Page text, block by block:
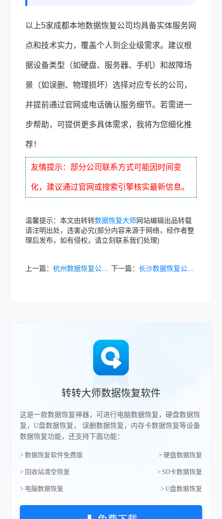
以上5家成都本地数据恢复公司均具备实体服务网
点和技术实力，覆盖个人到企业级需求。建议根
据设备类型（如硬盘、服务器、手机）和故障场
景（如误删、物理损坏）选择对应专长的公司，
并提前通过官网或电话确认服务细节。若需进一
步帮助，可提供更多具体需求，我将为您细化推
荐！
友情提示：部分公司联系方式可能因时间变
化，建议通过官网或搜索引擎核实最新信息。
温馨提示：本文由转转数据恢复大师网站编辑出品转载
请注明出处，违害必究(部分内容来源于网络，经作者整
理后发布，如有侵权，请立刻联系我们处理)
上一篇： 杭州数据恢复公司有哪些？5家专业本地数据恢复公司推荐！ 下一篇： 长沙数据恢复公司有哪些？五家专业线下机构精选！
转转大师数据恢复软件
这是一款数据恢复神器，可进行电脑数据恢复，硬盘数据恢
复，U盘数据恢复， 误删数据恢复，内存卡数据恢复等设备
数据恢复功能，还支持下面功能：
> 数据恢复软件免费版 > 硬盘数据恢复
> 回收站清空恢复 > SD卡数据恢复
> 电脑数据恢复 > U盘数据恢复